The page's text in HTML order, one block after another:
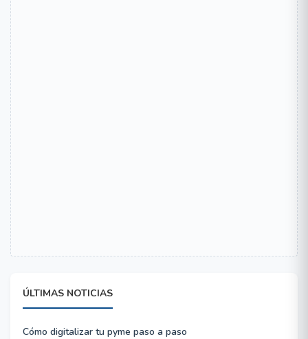
ÚLTIMAS NOTICIAS
Cómo digitalizar tu pyme paso a paso